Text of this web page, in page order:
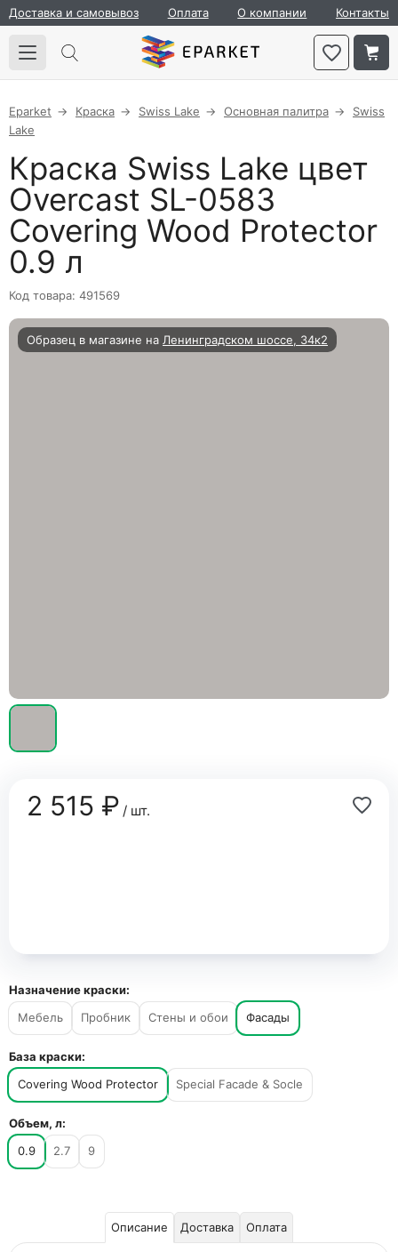
Доставка и самовывоз Оплата О компании Контакты
Eparket Краска Swiss Lake Основная палитра
Swiss
Lake
Краска Swiss Lake цвет
Overcast SL-0583
Covering Wood Protector
0.9 л
Код товара: 491569
Образец в магазине на Ленинградском шоссе, 34к2
2 515 ₽/ шт.
Назначение краски:
Мебель
Пробник Стены и обои Фасады
База краски:
Covering Wood Protector
Special Facade & Socle
Объем, л:
0.9
2.7 9
Описание Доставка Оплата